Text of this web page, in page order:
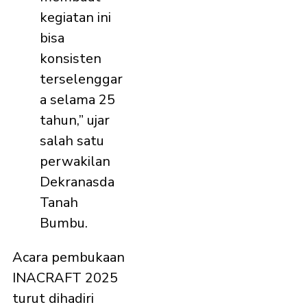
kegiatan ini
bisa
konsisten
terselenggar
a selama 25
tahun,” ujar
salah satu
perwakilan
Dekranasda
Tanah
Bumbu.
Acara pembukaan
INACRAFT 2025
turut dihadiri